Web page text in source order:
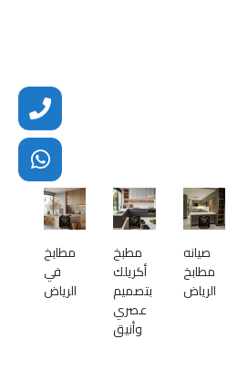
صيانه
مطابخ
الرياض
مطبخ
أكريلك
بتصميم
عصري
وأنيق
مطابخ
في
الرياض